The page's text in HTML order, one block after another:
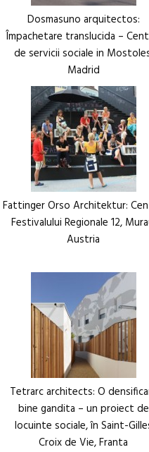
Dosmasuno arquitectos:
Împachetare translucida –
de servicii sociale in
Madrid
Fattinger Orso Architektur:
Festivalului Regionale 12,
Austria
Tetrarc architects: O
bine gandita – un proiect de
locuinte sociale, în Saint-
Croix de Vie, Franta